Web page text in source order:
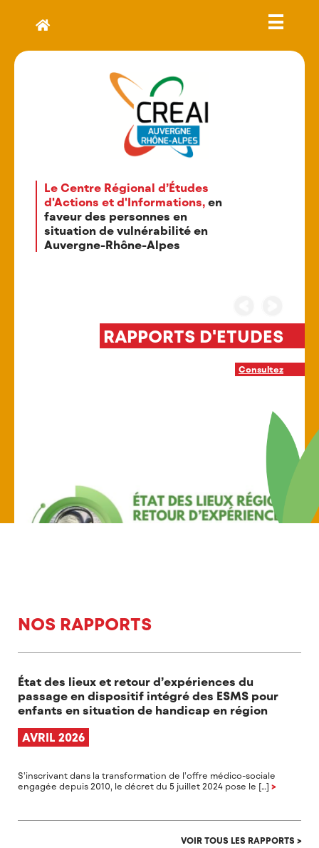
Le Centre Régional d’Études
d'Actions et d'Informations, en
faveur des personnes en
situation de vulnérabilité en
Auvergne-Rhône-Alpes
D'ETUDES
NOS RAPPORTS
État des lieux et retour d’expériences du
passage en dispositif intégré des ESMS pour
enfants en situation de handicap en région
AVRIL 2026
S’inscrivant dans la transformation de l’offre médico-sociale
engagée depuis 2010, le décret du 5 juillet 2024 pose le […]>
VOIR TOUS LES RAPPORTS >